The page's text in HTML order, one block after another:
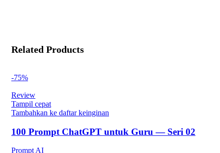
Related Products
-75%
Review
Tampil cepat
Tambahkan ke daftar keinginan
100 Prompt ChatGPT untuk Guru — Seri 02
Prompt AI